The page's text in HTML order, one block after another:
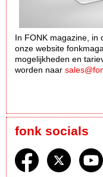
In FONK magazine, in
onze website
mogelijkheden en
worden naar
fonk socials